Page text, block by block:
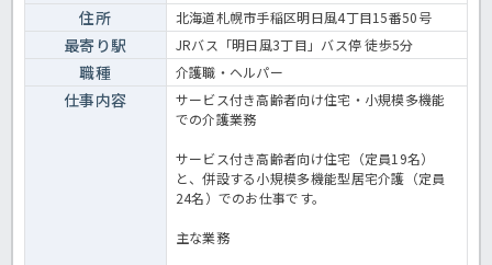
住所 北海道札幌市手稲区明日風4丁目15番50号
最寄り駅 JRバス「明日風3丁目」バス停 徒歩5分
職種 介護職・ヘルパー
仕事内容
サービス付き高齢者向け住宅・小規模多機能
での介護業務
サービス付き高齢者向け住宅（定員19名）
と、併設する小規模多機能型居宅介護（定員
24名）でのお仕事です。
主な業務